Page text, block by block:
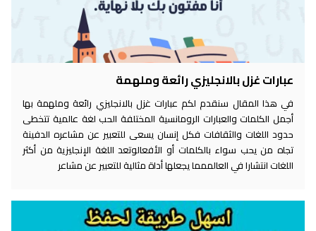
عبارات غزل بالانجليزي رائعة وملهمة
في هذا المقال سنقدم لكم عبارات غزل بالانجليزي رائعة وملهمة بها
أجمل الكلمات والعبارات الرومانسية المختلفة الحب لغة عالمية تتخطى
حدود اللغات والثقافات فكل إنسان يسعى للتعبير عن مشاعره الدفينة
تجاه من يحب سواء بالكلمات أو الأفعالوتعد اللغة الإنجليزية من أكثر
اللغات انتشارا في العالممما يجعلها أداة مثالية للتعبير عن مشاعر